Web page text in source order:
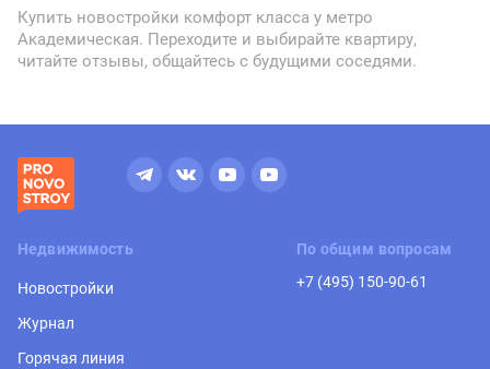
Купить новостройки комфорт класса у метро
Академическая. Переходите и выбирайте квартиру,
читайте отзывы, общайтесь с будущими соседями.
Недвижимость
Новостройки
Журнал
Горячая линия
По общим вопросам
+7 (495) 150-90-61